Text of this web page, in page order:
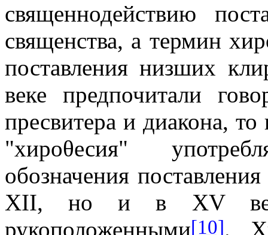
священнодействию
священства, а термин
поставления низших
веке предпочитали
пресвитера и диакона, то
"хироθесия"
обозначения
XII, но и в XV веке
рукоположенными[10].